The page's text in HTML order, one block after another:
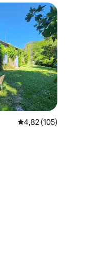
Prosječna ocjena:
4,82 (105)